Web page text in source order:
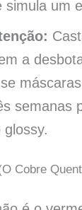
simula um
a
semanas
Cobre